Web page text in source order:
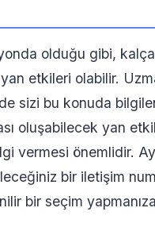
olduğu gibi,
etkileri olabilir.
sizi bu konuda
oluşabilecek yan
vermesi önemlidir.
bir iletişim
bir seçim yapmanıza